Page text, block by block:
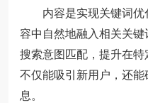
内容是实现关键词优
容中自然地融入相关关
搜索意图匹配，提升在
不仅能吸引新用户，还
息。